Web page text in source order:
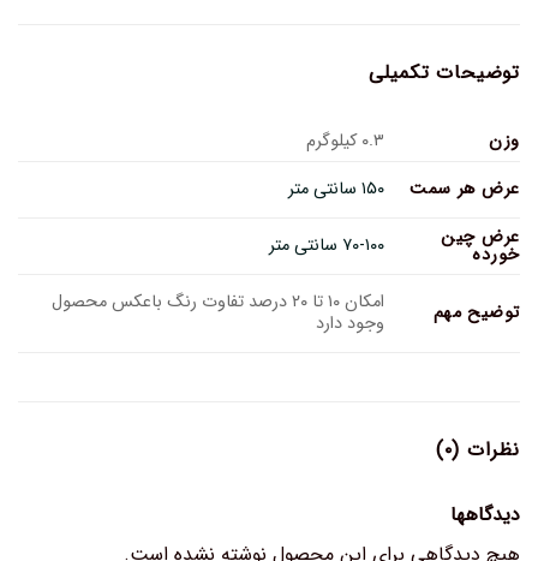
توضیحات تکمیلی
وزن
۰.۳ کیلوگرم
عرض هر سمت
۱۵۰ سانتی متر
عرض چین
خورده ۷۰-۱۰۰ سانتی متر
توضیح مهم امکان ۱۰ تا ۲۰ درصد تفاوت رنگ باعکس محصول
وجود دارد
نظرات (۰)
دیدگاهها
هیچ دیدگاهی برای این محصول نوشته نشده است.